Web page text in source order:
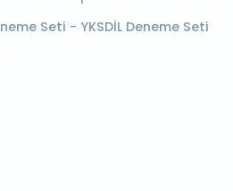
Seti - YKSDİL Deneme Seti